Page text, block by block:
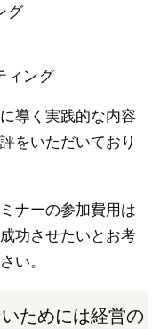
グ
ィング
導く実践的な内容
をいただいており
ナーの参加費用は
功させたいとお考
い。
ためには経営の